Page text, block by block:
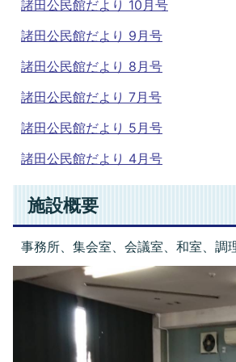
諸田公民館だより 10月号
諸田公民館だより 9月号
諸田公民館だより 8月号
諸田公民館だより 7月号
諸田公民館だより 5月号
諸田公民館だより 4月号
施設概要
事務所、集会室、会議室、和室、調